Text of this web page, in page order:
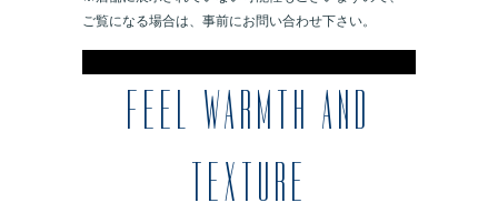
ご覧になる場合は、事前にお問い合わせ下さい。
FEEL WARMTH AND
TEXTURE